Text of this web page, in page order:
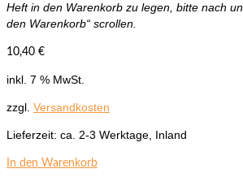
Heft in den Warenkorb zu legen, bitte nach
den Warenkorb“ scrollen.
10,40 €
inkl. 7 % MwSt.
zzgl. Versandkosten
Lieferzeit: ca. 2-3 Werktage, Inland
In den Warenkorb